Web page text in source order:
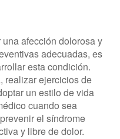
afección dolorosa y
adecuadas, es
esta condición.
realizar ejercicios de
un estilo de vida
cuando sea
el síndrome
y libre de dolor.